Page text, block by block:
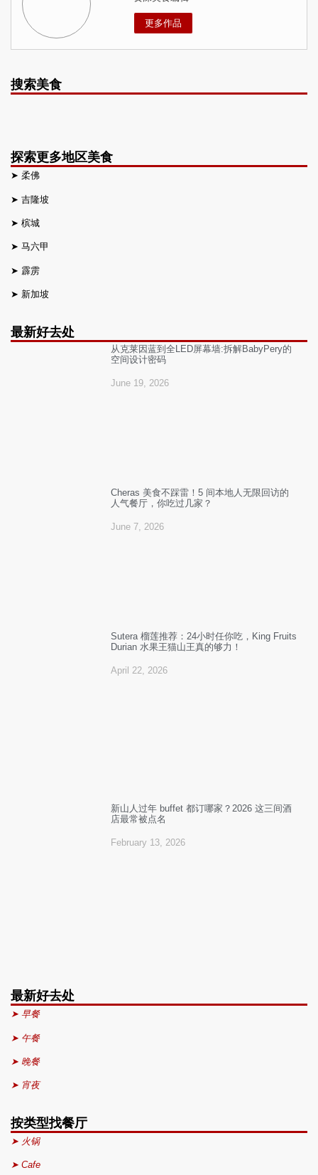
更多作品
搜索美食
探索更多地区美食
➤ 柔佛
➤ 吉隆坡
➤ 槟城
➤ 马六甲
➤ 霹雳
➤ 新加坡
最新好去处
从克莱因蓝到全LED屏幕墙:拆解BabyPery的
空间设计密码
June 19, 2026
Cheras 美食不踩雷！5 间本地人无限回访的
人气餐厅，你吃过几家？
June 7, 2026
Sutera 榴莲推荐：24小时任你吃，King Fruits
Durian 水果王猫山王真的够力！
April 22, 2026
新山人过年 buffet 都订哪家？2026 这三间酒
店最常被点名
February 13, 2026
最新好去处
➤ 早餐
➤ 午餐
➤ 晚餐
➤ 宵夜
按类型找餐厅
➤ 火锅
➤ Cafe